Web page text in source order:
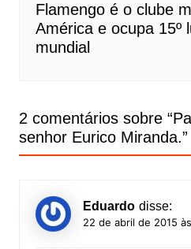
Flamengo é o clube
América e ocupa 15º
mundial
2 comentários sobre “
senhor Eurico Miranda.”
Eduardo disse:
22 de abril de 2015